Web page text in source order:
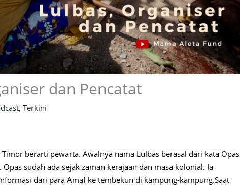
dan Pencatat
,Terkini
Timor berarti pewarta. Awalnya nama Lulbas berasal dari kata Opas
sudah ada sejak zaman kerajaan dan masa kolonial. Ia
dari para Amaf ke tembekun di kampung-kampung.Saat